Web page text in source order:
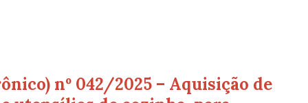
nº 042/2025 – Aquisição de